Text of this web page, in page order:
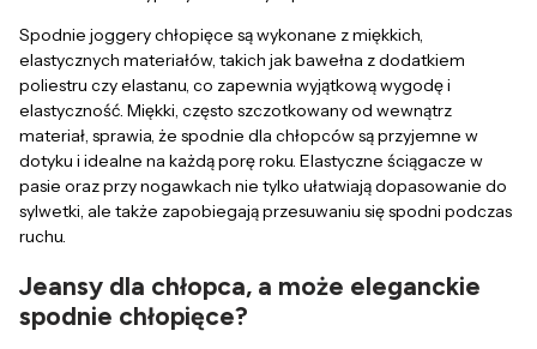
Spodnie joggery chłopięce są wykonane z miękkich,
elastycznych materiałów, takich jak bawełna z dodatkiem
poliestru czy elastanu, co zapewnia wyjątkową wygodę i
elastyczność. Miękki, często szczotkowany od wewnątrz
materiał, sprawia, że spodnie dla chłopców są przyjemne w
dotyku i idealne na każdą porę roku. Elastyczne ściągacze w
pasie oraz przy nogawkach nie tylko ułatwiają dopasowanie do
sylwetki, ale także zapobiegają przesuwaniu się spodni podczas
ruchu.
Jeansy dla chłopca, a może eleganckie
spodnie chłopięce?